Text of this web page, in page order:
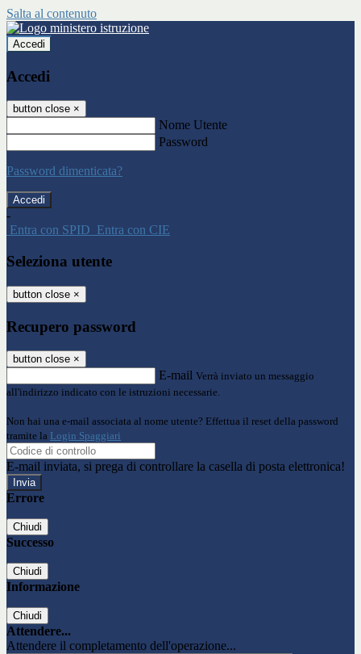
Salta al contenuto
Accedi
Accedi
button close ×
Nome Utente
Password
Password dimenticata?
-
Entra con SPID Entra con CIE
Seleziona utente
button close ×
Recupero password
button close ×
E-mail Verrà inviato un messaggio
all'indirizzo indicato con le istruzioni necessarie.
Non hai una e-mail associata al nome utente? Effettua il reset della password
tramite la Login Spaggiari
E-mail inviata, si prega di controllare la casella di posta elettronica!
Errore
Chiudi
Successo
Chiudi
Informazione
Chiudi
Attendere...
Attendere il completamento dell'operazione...